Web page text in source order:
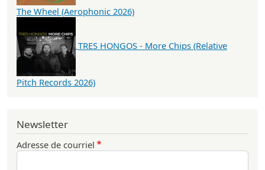
The Wheel (Aerophonic 2026)
TRES HONGOS - More Chips (Relative
Pitch Records 2026)
Newsletter
Adresse de courriel